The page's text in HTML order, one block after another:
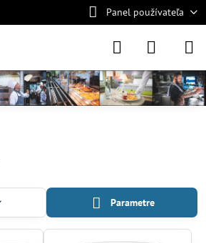
Panel používateľa
Parametre